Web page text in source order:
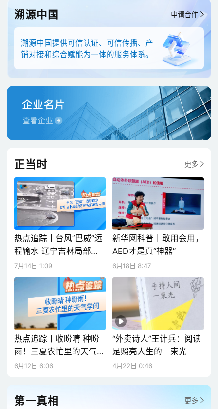
溯源中国 申请合作
溯源中国提供可信认证、可信传播、产
销对接和综合赋能为一体的服务体系。
正当时 更多
热点追踪丨台风“巴威”远
程输水 辽宁吉林局部仍
需防范城市内涝
7月14日 1:09
新华网科普丨敢用会用，
AED才是真“神器”
6月18日 8:47
热点追踪丨收盼晴 种盼
雨！三夏农忙里的天气学
问
6月12日 6:06
“外卖诗人”王计兵：阅读
是照亮人生的一束光
4月22日 0:46
第一真相 更多